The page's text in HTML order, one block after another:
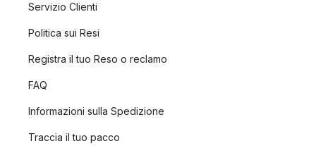
Servizio Clienti
Politica sui Resi
Registra il tuo Reso o reclamo
FAQ
Informazioni sulla Spedizione
Traccia il tuo pacco